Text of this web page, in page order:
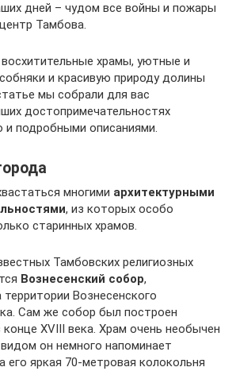
дней – чудом все войны и пожары
Тамбова.
храмы, уютные и
и красивую природу долины
мы собрали для вас
достопримечательностях
и подробными описаниями.
многими архитектурными
, из которых особо
старинных храмов.
Тамбовских религиозных
Вознесенский собор,
Вознесенского
Сам же собор был построен
XVIII века. Храм очень необычен
он немного напоминает
его яркая 70-метровая колокольня